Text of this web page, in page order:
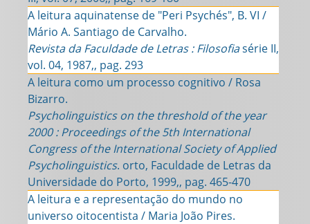
A leitura aquinatense de "Peri Psychés", B. VI /
Mário A. Santiago de Carvalho.
Revista da Faculdade de Letras : Filosofiasérie II,
vol. 04, 1987,, pag. 293
A leitura como um processo cognitivo / Rosa
Bizarro.
Psycholinguistics on the threshold of the year
2000 : Proceedings of the 5th International
Congress of the International Society of Applied
Psycholinguistics. orto, Faculdade de Letras da
Universidade do Porto, 1999,, pag. 465-470
A leitura e a representação do mundo no
universo oitocentista / Maria João Pires.